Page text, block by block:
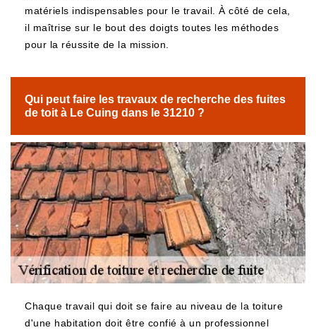
matériels indispensables pour le travail. À côté de cela,
il maîtrise sur le bout des doigts toutes les méthodes
pour la réussite de la mission.
Qui peut faire les travaux de recherche des fuites
de toit à Le Cuing dans le 31210 ?
Chaque travail qui doit se faire au niveau de la toiture
d'une habitation doit être confié à un professionnel